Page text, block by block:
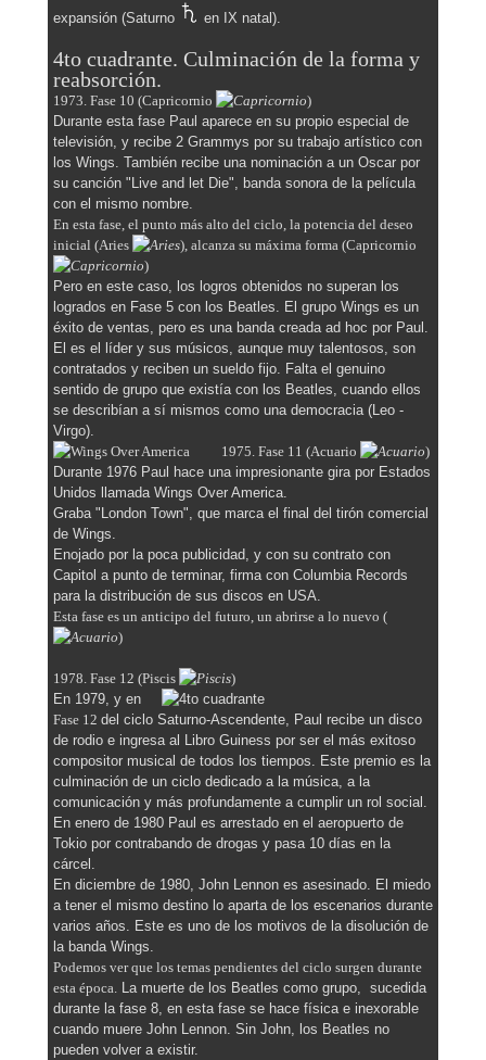
expansión (Saturno en IX natal).
4to cuadrante. Culminación de la forma y
reabsorción.
1973. Fase 10 (Capricornio
)
Durante esta fase Paul aparece en su propio especial de
televisión, y recibe 2 Grammys por su trabajo artístico con
los Wings. También recibe una nominación a un Oscar por
su canción "Live and let Die", banda sonora de la película
con el mismo nombre.
En esta fase, el punto más alto del ciclo, la potencia del deseo
inicial (Aries
), alcanza su máxima forma (Capricornio
)
Pero en este caso, los logros obtenidos no superan los
logrados en Fase 5 con los Beatles. El grupo Wings es un
éxito de ventas, pero es una banda creada ad hoc por Paul.
El es el líder y sus músicos, aunque muy talentosos, son
contratados y reciben un sueldo fijo. Falta el genuino
sentido de grupo que existía con los Beatles, cuando ellos
se describían a sí mismos como una democracia (Leo -
Virgo).
1975. Fase 11 (Acuario
)
Durante 1976 Paul hace una impresionante gira por Estados
Unidos llamada Wings Over America.
Graba "London Town", que marca el final del tirón comercial
de Wings.
Enojado por la poca publicidad, y con su contrato con
Capitol a punto de terminar, firma con Columbia Records
para la distribución de sus discos en USA.
Esta fase es un anticipo del futuro, un abrirse a lo nuevo (
)
1978. Fase 12 (Piscis
)
En 1979, y en
Fase 12 del ciclo Saturno-Ascendente, Paul recibe un disco
de rodio e ingresa al Libro Guiness por ser el más exitoso
compositor musical de todos los tiempos. Este premio es la
culminación de un ciclo dedicado a la música, a la
comunicación y más profundamente a cumplir un rol social.
En enero de 1980 Paul es arrestado en el aeropuerto de
Tokio por contrabando de drogas y pasa 10 días en la
cárcel.
En diciembre de 1980, John Lennon es asesinado. El miedo
a tener el mismo destino lo aparta de los escenarios durante
varios años. Este es uno de los motivos de la disolución de
la banda Wings.
Podemos ver que los temas pendientes del ciclo surgen durante
esta época. La muerte de los Beatles como grupo, sucedida
durante la fase 8, en esta fase se hace física e inexorable
cuando muere John Lennon. Sin John, los Beatles no
pueden volver a existir.